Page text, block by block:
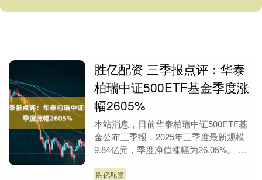
胜亿配资 三季报点评：华泰
柏瑞中证500ETF基金季度涨
幅2605%
本站消息，日前华泰柏瑞中证500ETF基
金公布三季报，2025年三季度最新规模
9.84亿元，季度净值涨幅为26.05%。 从
胜亿配资